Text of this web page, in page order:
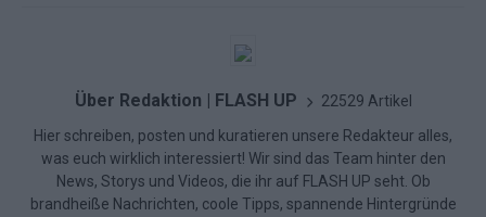
Über Redaktion | FLASH UP 22529 Artikel
Hier schreiben, posten und kuratieren unsere Redakteur alles,
was euch wirklich interessiert! Wir sind das Team hinter den
News, Storys und Videos, die ihr auf FLASH UP seht. Ob
brandheiße Nachrichten, coole Tipps, spannende Hintergründe